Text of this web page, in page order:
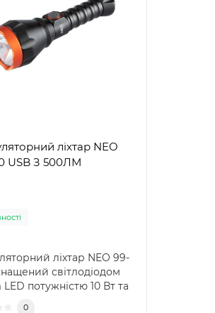
ліхтар NEO
USB З 500ЛМ
ліхтар NEO 99-
світлодіодом
потужністю 10 Вт та
0